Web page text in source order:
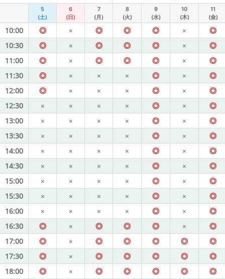
5
(土)
6
(日)
7
(月)
8
(火)
9
(水)
10
(木)
11
(金)
10:00 ◎ × ◎ ◎ ◎ ×
◎
10:30
◎ × ◎ ◎ ◎ ×
◎
11:00
◎ × ◎ ◎ ◎ ×
◎
11:30
◎ × × × ◎ ×
◎
12:00
◎ × × × ◎ ×
◎
12:30
× × × × ◎ ×
◎
13:00
× × × × ◎ ×
◎
13:30
× × × × ◎ ×
◎
14:00
× × × × ◎ ×
◎
14:30
× × × × ◎ ×
◎
15:00
× × × × ◎ ×
◎
15:30
× × × × ◎ ×
◎
16:00
× × × × ◎ ×
◎
16:30
◎ × ◎ ◎ ◎ ×
◎
17:00
◎ × ◎ ◎ ◎ ◎
◎
17:30
◎ × ◎ ◎ ◎ ◎
◎
18:00
◎ × ◎ ◎ ◎ ◎
◎